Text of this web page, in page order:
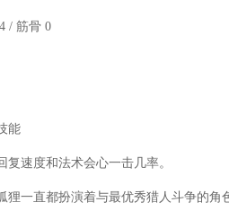
/ 筋骨 0
能
复速度和法术会心一击几率。
狸一直都扮演着与最优秀猎人斗争的角